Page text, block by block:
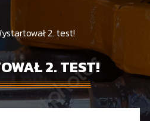
2. test!
2. TEST!